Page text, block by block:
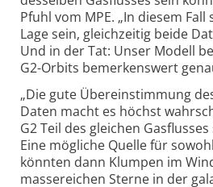
Pfuhl vom MPE. „In diesem
Lage sein, gleichzeitig beide
Und in der Tat: Unser Modell
G2-Orbits bemerkenswert
„Die gute Übereinstimmung
Daten macht es höchst
G2 Teil des gleichen
Eine mögliche Quelle für
könnten dann Klumpen im
massereichen Sterne in der